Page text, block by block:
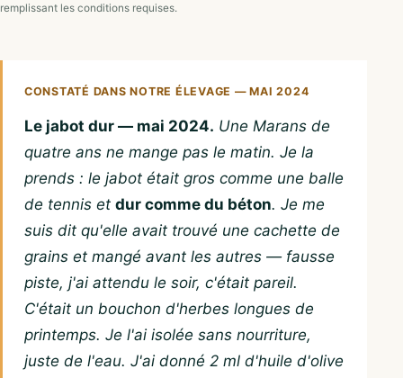
remplissant les conditions requises.
CONSTATÉ DANS NOTRE ÉLEVAGE — MAI 2024
Le jabot dur — mai 2024. Une Marans de
quatre ans ne mange pas le matin. Je la
prends : le jabot était gros comme une balle
de tennis et dur comme du béton. Je me
suis dit qu'elle avait trouvé une cachette de
grains et mangé avant les autres — fausse
piste, j'ai attendu le soir, c'était pareil.
C'était un bouchon d'herbes longues de
printemps. Je l'ai isolée sans nourriture,
juste de l'eau. J'ai donné 2 ml d'huile d'olive